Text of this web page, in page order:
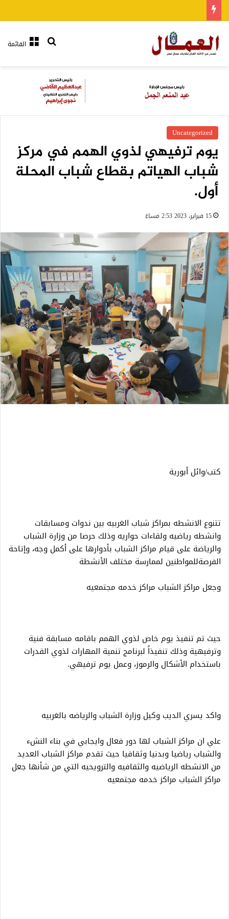
القائمةبحث عن
Uncategorized
يوم ترفيهي لذوي الهمم في مركز
شباب الهياتم بقطاع شباب المحلة
أول.
15 فبراير، 2023 2:53 مساءً
كتب/وائل أبورية
تتنوع الانشطه بمراكز شباب الغربيه بين ندوات ومسابقات
وانشطه رياضيه ولقاءات حواريه وذلك حرصا من وزارة الشباب
والرياضة على قيام مراكز الشباب بأدوارها على أكمل وجه، وإتاحة
الفرصةللمواطنين لممارسة مختلف الأنشطة
وجعل مراكز الشباب مراكز خدمه مجتمعيه
حيث تم تنفيذ يوم خاص لذوي الهمم باقامه مسابقة فنية
وترفيهية وذلك تنفيذاً لبرنامج تنمية المهارات لذوي القدرات
باستخدام الأشكال والرموز، وعمل يوم ترفيهي.
واكد يسري الديب وكيل وزارة الشباب والرياضه بالغربيه
علي ان مراكز الشباب لها دور فعال وايجابي في بناء النشء
والشباب رياضيا وبدنيا وثقافيا حيث تقدم مراكز الشباب العديد
من الانشطه الرياضيه والثقافيه والترويحيه التي من شأنها جعل
مراكز الشباب مراكز خدمه مجتمعيه